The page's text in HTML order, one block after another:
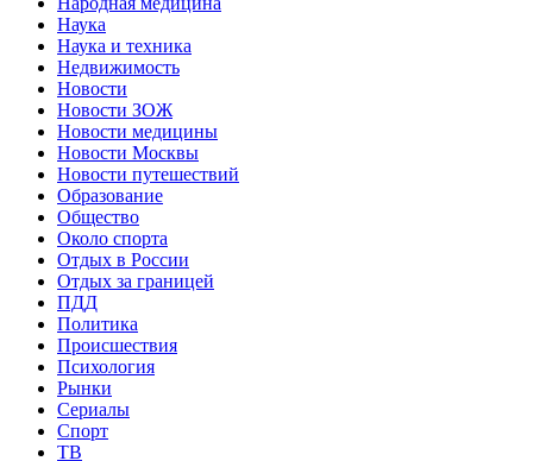
Наука
Наука и техника
Недвижимость
Новости
Новости ЗОЖ
Новости медицины
Новости Москвы
Новости путешествий
Образование
Общество
Около спорта
Отдых в России
Отдых за границей
ПДД
Политика
Происшествия
Психология
Рынки
Сериалы
Спорт
ТВ